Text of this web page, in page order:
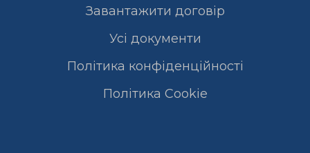
Завантажити договір
Усі документи
Політика конфіденційності
Полiтика Cookie